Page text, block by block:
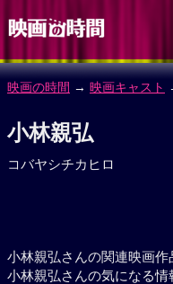
映画の時間 → 映画キャスト
小林親弘
コバヤシチカヒロ
小林親弘さんの関連映画作
小林親弘さんの気になる情